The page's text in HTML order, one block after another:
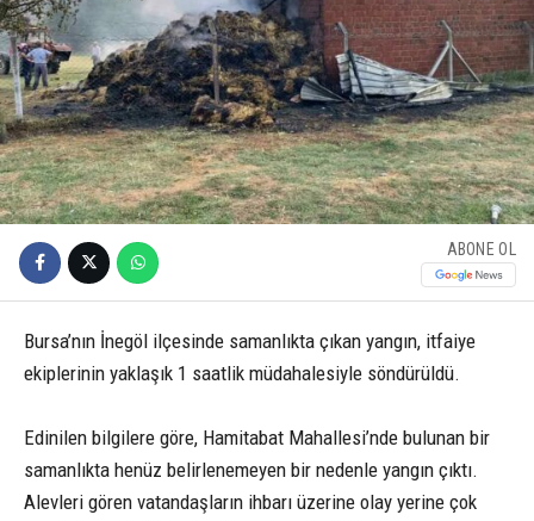
ABONE OL
Bursa’nın İnegöl ilçesinde samanlıkta çıkan yangın, itfaiye
ekiplerinin yaklaşık 1 saatlik müdahalesiyle söndürüldü.
Edinilen bilgilere göre, Hamitabat Mahallesi’nde bulunan bir
samanlıkta henüz belirlenemeyen bir nedenle yangın çıktı.
Alevleri gören vatandaşların ihbarı üzerine olay yerine çok